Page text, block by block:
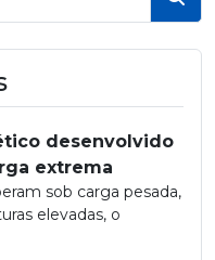
desenvolvido
extrema
sob carga pesada,
elevadas, o